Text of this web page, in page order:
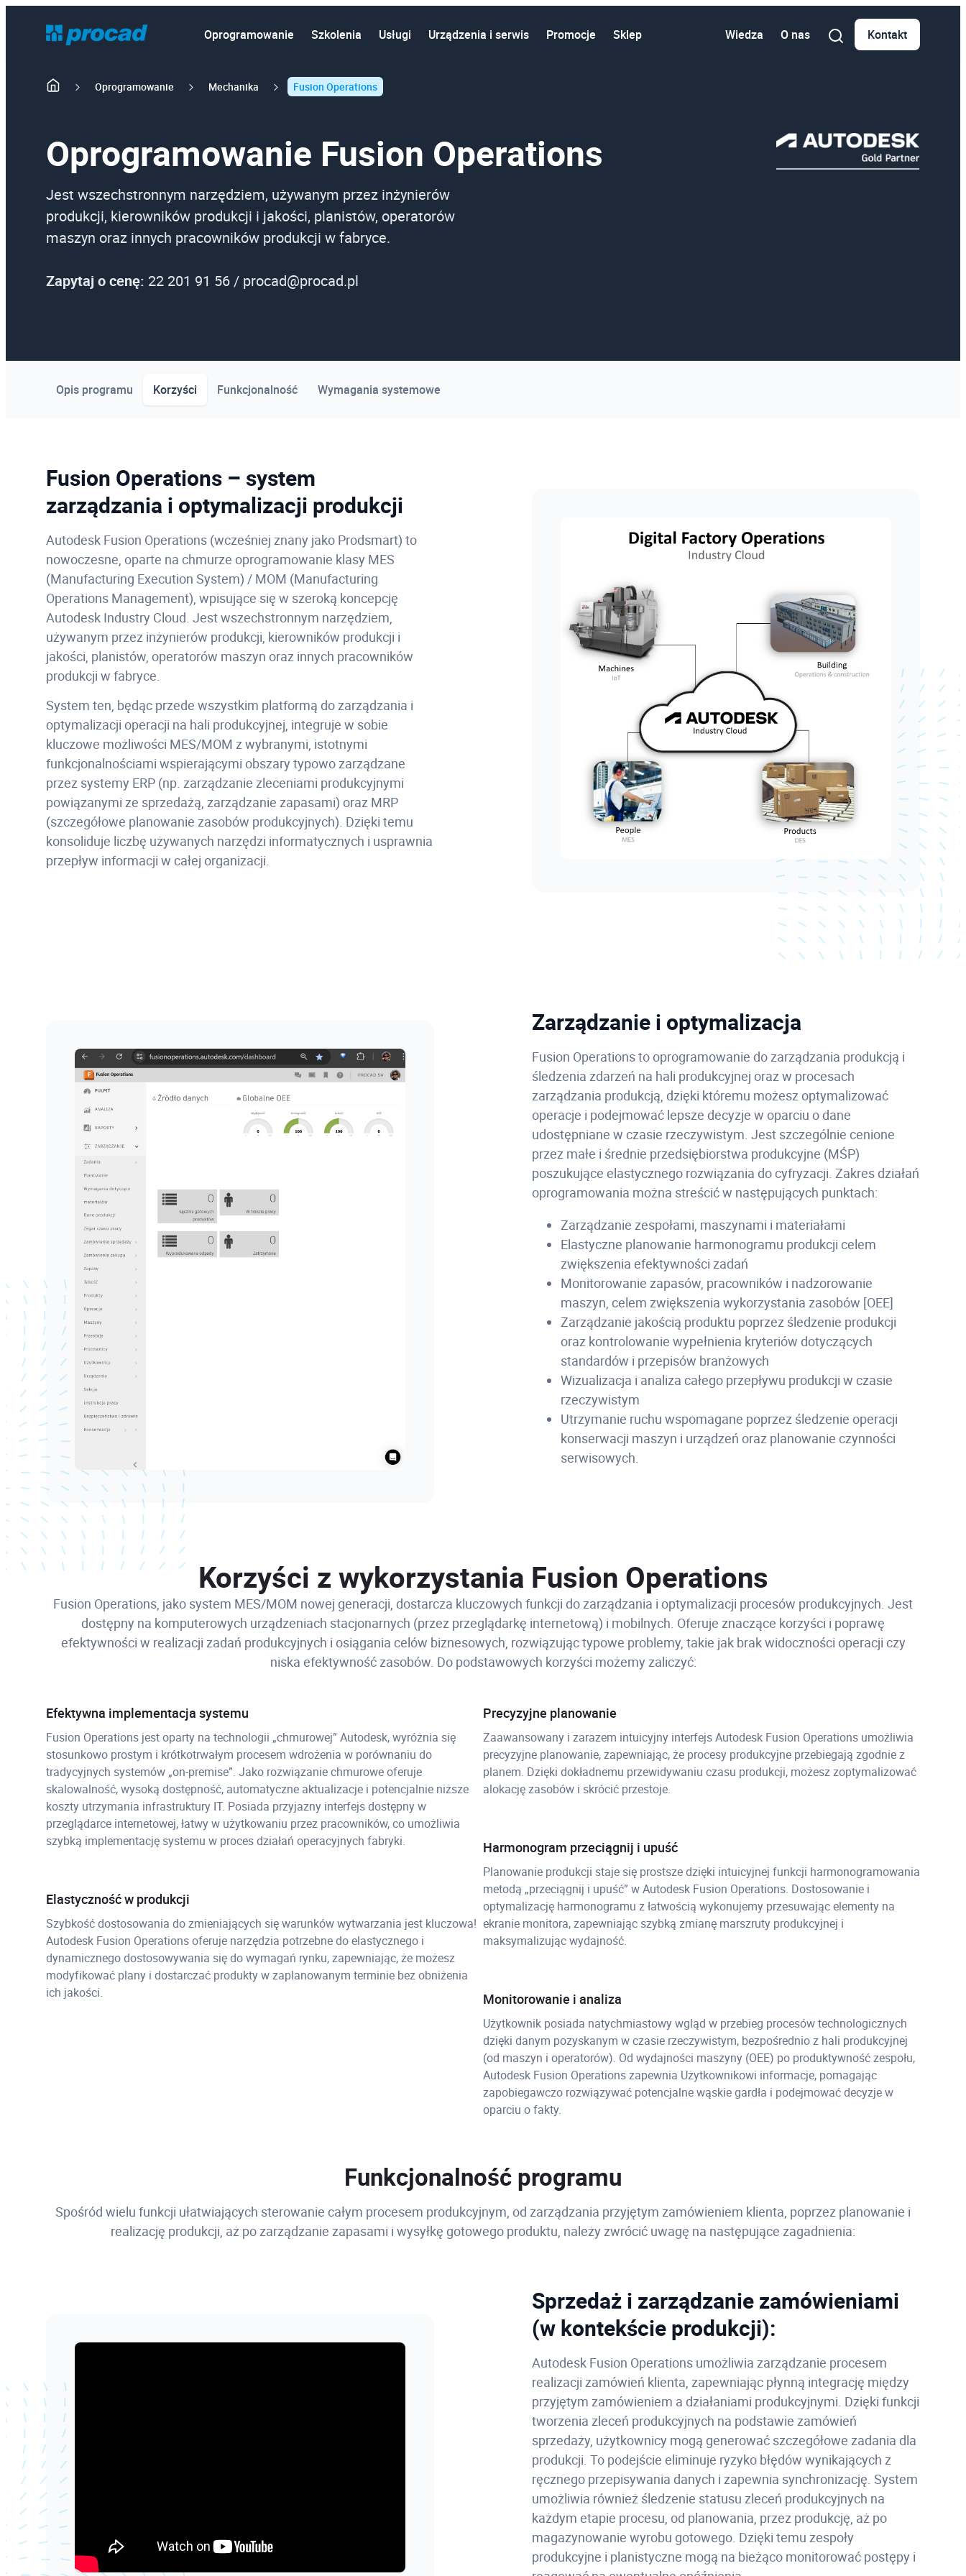
Oprogramowanie Szkolenia Usługi Urządzenia i serwis Promocje Sklep Wiedza O nas Kontakt
Oprogramowanie Mechanika Fusion Operations
Oprogramowanie Fusion Operations
Jest wszechstronnym narzędziem, używanym przez inżynierów
produkcji, kierowników produkcji i jakości, planistów, operatorów
maszyn oraz innych pracowników produkcji w fabryce.
Zapytaj o cenę: 22 201 91 56 / procad@procad.pl
Opis programu Korzyści Funkcjonalność Wymagania systemowe
Fusion Operations – system
zarządzania i optymalizacji produkcji
Autodesk Fusion Operations (wcześniej znany jako Prodsmart) to
nowoczesne, oparte na chmurze oprogramowanie klasy MES
(Manufacturing Execution System) / MOM (Manufacturing
Operations Management), wpisujące się w szeroką koncepcję
Autodesk Industry Cloud. Jest wszechstronnym narzędziem,
używanym przez inżynierów produkcji, kierowników produkcji i
jakości, planistów, operatorów maszyn oraz innych pracowników
produkcji w fabryce.
System ten, będąc przede wszystkim platformą do zarządzania i
optymalizacji operacji na hali produkcyjnej, integruje w sobie
kluczowe możliwości MES/MOM z wybranymi, istotnymi
funkcjonalnościami wspierającymi obszary typowo zarządzane
przez systemy ERP (np. zarządzanie zleceniami produkcyjnymi
powiązanymi ze sprzedażą, zarządzanie zapasami) oraz MRP
(szczegółowe planowanie zasobów produkcyjnych). Dzięki temu
konsoliduje liczbę używanych narzędzi informatycznych i usprawnia
przepływ informacji w całej organizacji.
Zarządzanie i optymalizacja
Fusion Operations to oprogramowanie do zarządzania produkcją i
śledzenia zdarzeń na hali produkcyjnej oraz w procesach
zarządzania produkcją, dzięki któremu możesz optymalizować
operacje i podejmować lepsze decyzje w oparciu o dane
udostępniane w czasie rzeczywistym. Jest szczególnie cenione
przez małe i średnie przedsiębiorstwa produkcyjne (MŚP)
poszukujące elastycznego rozwiązania do cyfryzacji. Zakres działań
oprogramowania można streścić w następujących punktach:
Zarządzanie zespołami, maszynami i materiałami
Elastyczne planowanie harmonogramu produkcji celem
zwiększenia efektywności zadań
Monitorowanie zapasów, pracowników i nadzorowanie
maszyn, celem zwiększenia wykorzystania zasobów [OEE]
Zarządzanie jakością produktu poprzez śledzenie produkcji
oraz kontrolowanie wypełnienia kryteriów dotyczących
standardów i przepisów branżowych
Wizualizacja i analiza całego przepływu produkcji w czasie
rzeczywistym
Utrzymanie ruchu wspomagane poprzez śledzenie operacji
konserwacji maszyn i urządzeń oraz planowanie czynności
serwisowych.
Korzyści z wykorzystania Fusion Operations
Fusion Operations, jako system MES/MOM nowej generacji, dostarcza kluczowych funkcji do zarządzania i optymalizacji procesów produkcyjnych. Jest
dostępny na komputerowych urządzeniach stacjonarnych (przez przeglądarkę internetową) i mobilnych. Oferuje znaczące korzyści i poprawę
efektywności w realizacji zadań produkcyjnych i osiągania celów biznesowych, rozwiązując typowe problemy, takie jak brak widoczności operacji czy
niska efektywność zasobów. Do podstawowych korzyści możemy zaliczyć:
Efektywna implementacja systemu
Fusion Operations jest oparty na technologii „chmurowej” Autodesk, wyróżnia się
stosunkowo prostym i krótkotrwałym procesem wdrożenia w porównaniu do
tradycyjnych systemów „on-premise”. Jako rozwiązanie chmurowe oferuje
skalowalność, wysoką dostępność, automatyczne aktualizacje i potencjalnie niższe
koszty utrzymania infrastruktury IT. Posiada przyjazny interfejs dostępny w
przeglądarce internetowej, łatwy w użytkowaniu przez pracowników, co umożliwia
szybką implementację systemu w proces działań operacyjnych fabryki.
Elastyczność w produkcji
Szybkość dostosowania do zmieniających się warunków wytwarzania jest kluczowa!
Autodesk Fusion Operations oferuje narzędzia potrzebne do elastycznego i
dynamicznego dostosowywania się do wymagań rynku, zapewniając, że możesz
modyfikować plany i dostarczać produkty w zaplanowanym terminie bez obniżenia
ich jakości.
Precyzyjne planowanie
Zaawansowany i zarazem intuicyjny interfejs Autodesk Fusion Operations umożliwia
precyzyjne planowanie, zapewniając, że procesy produkcyjne przebiegają zgodnie z
planem. Dzięki dokładnemu przewidywaniu czasu produkcji, możesz zoptymalizować
alokację zasobów i skrócić przestoje.
Harmonogram przeciągnij i upuść
Planowanie produkcji staje się prostsze dzięki intuicyjnej funkcji harmonogramowania
metodą „przeciągnij i upuść” w Autodesk Fusion Operations. Dostosowanie i
optymalizację harmonogramu z łatwością wykonujemy przesuwając elementy na
ekranie monitora, zapewniając szybką zmianę marszruty produkcyjnej i
maksymalizując wydajność.
Monitorowanie i analiza
Użytkownik posiada natychmiastowy wgląd w przebieg procesów technologicznych
dzięki danym pozyskanym w czasie rzeczywistym, bezpośrednio z hali produkcyjnej
(od maszyn i operatorów). Od wydajności maszyny (OEE) po produktywność zespołu,
Autodesk Fusion Operations zapewnia Użytkownikowi informacje, pomagając
zapobiegawczo rozwiązywać potencjalne wąskie gardła i podejmować decyzje w
oparciu o fakty.
Funkcjonalność programu
Spośród wielu funkcji ułatwiających sterowanie całym procesem produkcyjnym, od zarządzania przyjętym zamówieniem klienta, poprzez planowanie i
realizację produkcji, aż po zarządzanie zapasami i wysyłkę gotowego produktu, należy zwrócić uwagę na następujące zagadnienia:
Sprzedaż i zarządzanie zamówieniami
(w kontekście produkcji):
Autodesk Fusion Operations umożliwia zarządzanie procesem
realizacji zamówień klienta, zapewniając płynną integrację między
przyjętym zamówieniem a działaniami produkcyjnymi. Dzięki funkcji
tworzenia zleceń produkcyjnych na podstawie zamówień
sprzedaży, użytkownicy mogą generować szczegółowe zadania dla
produkcji. To podejście eliminuje ryzyko błędów wynikających z
ręcznego przepisywania danych i zapewnia synchronizację. System
umożliwia również śledzenie statusu zleceń produkcyjnych na
każdym etapie procesu, od planowania, przez produkcję, aż po
magazynowanie wyrobu gotowego. Dzięki temu zespoły
produkcyjne i planistyczne mogą na bieżąco monitorować postępy i